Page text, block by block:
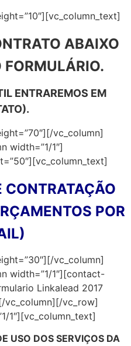
ABAIXO
FORMULÁRIO.
ENTRAREMOS EM
vc_column]
width=”1/1″]
CONTRATAÇÃO
POR
vc_column]
width=”1/1″][contact-
Linkalead 2017
vc_column][/vc_row]
1″][vc_column_text]
USO DOS SERVIÇOS DA